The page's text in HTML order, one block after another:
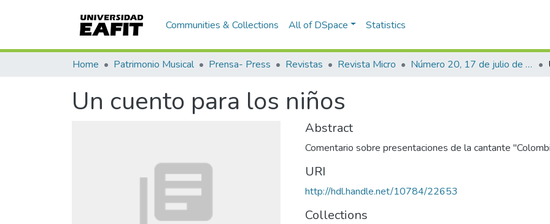
Communities & Collections All of DSpace Statistics
Home Patrimonio Musical Prensa- Press Revistas Revista Micro Número 20, 17 de julio de 1940
Un cuento para los niños
Abstract
Comentario sobre presentaciones de la cantante
URI
http://hdl.handle.net/10784/22653
Collections